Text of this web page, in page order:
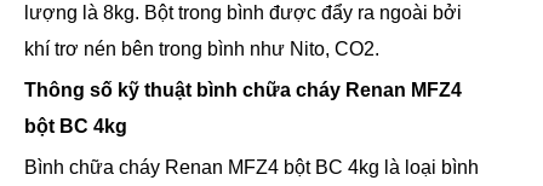
lượng là 8kg. Bột trong bình được đẩy ra ngoài bởi
khí trơ nén bên trong bình như Nito, CO2.
Thông số kỹ thuật bình chữa cháy Renan MFZ4
bột BC 4kg
Bình chữa cháy Renan MFZ4 bột BC 4kg là loại bình